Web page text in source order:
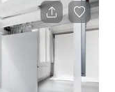
cheminées
avec ascenseur.
avec un balcon
(21m2) ouvert sur
2 chambres,
en travertin